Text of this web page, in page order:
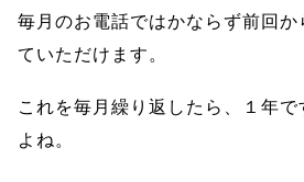
毎月のお電話ではかならず前回か
ていただけます。
これを毎月繰り返したら、１年
よね。